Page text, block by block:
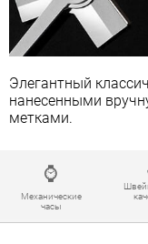
Элегантный
нанесенными
метками.
⌚
Механические
часы